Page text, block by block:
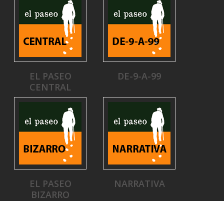
EL PASEO
CENTRAL
DE-9-A-99
EL PASEO
BIZARRO
NARRATIVA